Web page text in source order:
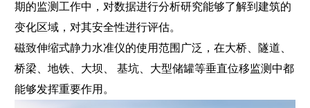
期的监测工作中，对数据进行分析研究能够了解到建筑的
变化区域，对其安全性进行评估。
磁致伸缩式静力水准仪的使用范围广泛，在大桥、隧道、
桥梁、地铁、大坝、
基坑、大型储罐等垂直位移监测中都
能够发挥重要作用。